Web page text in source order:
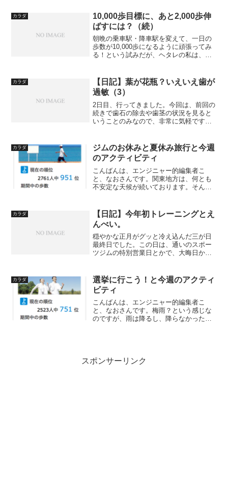
ねぇ。
カラダ
10,000歩目標に、あと2,000歩伸
ばすには？（続）
朝晩の乗車駅・降車駅を変えて、一日の
歩数が10,000歩になるように頑張ってみ
る！という試みだが、ヘタレの私は、ま
カラダ
【日記】葉が花瓶？いえいえ歯が
過敏（3）
2日目、行ってきました。今回は、前回の
続きで歯石の除去や歯茎の状況を見ると
いうことのみなので、非常に気軽です。
だ、時間が遅めでしたので昼食は早めに
採り、しっかり歯も磨い...
カラダ
ジムのお休みと夏休み旅行と今週
のアクティビティ
こんばんは、エンジニャー的編集者こ
と、なおさんです。関東地方は、何とも
不安定な天候が続いております。そんな
たぞ。いうことで、恒例のスポーツジム
でのトレーニング成果と、一...
カラダ
【日記】今年初トレーニングとえ
んべい。
穏やかな正月がグッと冷え込んだ三が日
最終日でした。この日は、通いのスポー
ツジムの特別営業日とかで、大晦日から
は海運せんべいが配布されるとか。い
え、別にせんべいが目当てだっ...
カラダ
選挙に行こう！と今週のアクティ
ビティ
こんばんは、エンジニャー的編集者こ
と、なおさんです。梅雨？という感じな
のですが、雨は降るし、降らなかったし
スポンサーリンク